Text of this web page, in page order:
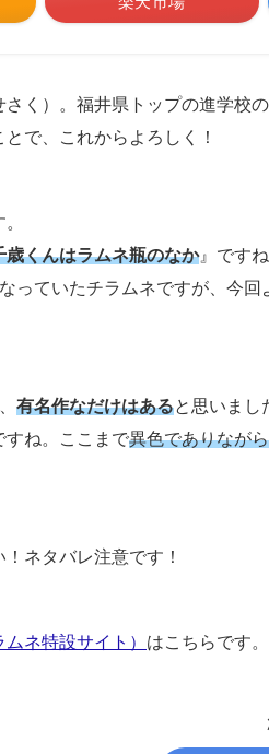
く）。福井県トップの進学校
で、これからよろしく！
歳くんはラムネ瓶のなか』ですね
っていたチラムネですが、今回
有名作なだけはあると思いまし
すね。ここまで異色でありなが
ネタバレ注意です！
ネ特設サイト） はこちらです。